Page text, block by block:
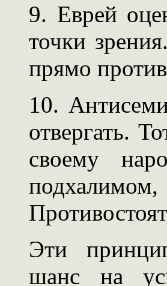
9. Еврей
точки
прямо
10.
отвергать.
своему
Эти
шанс на